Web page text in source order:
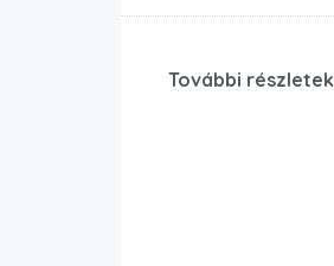
További részletek